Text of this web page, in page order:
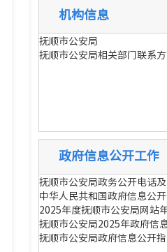
机构信息
抚顺市公安局
抚顺市公安局相关部门联系
政府信息公开工作
抚顺市公安局政务公开电话
中华人民共和国政府信息公
2025年度抚顺市公安局网站
抚顺市公安局2025年政府信
抚顺市公安局政府信息公开